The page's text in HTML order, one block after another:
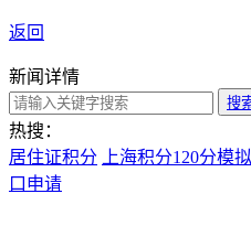
返回
新闻详情
搜
热搜：
居住证积分
上海积分120分模
口申请